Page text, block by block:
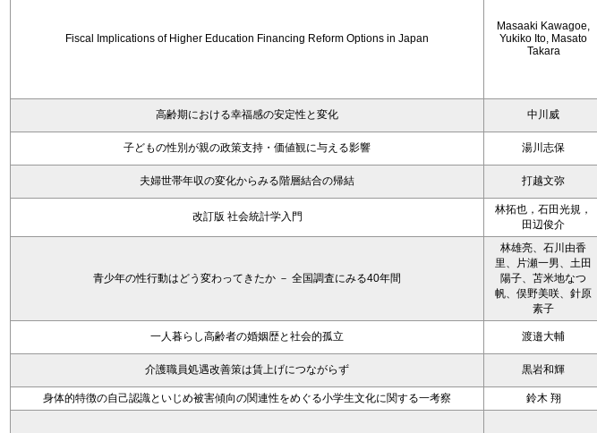
Fiscal Implications of Higher Education Financing Reform Options in Japan
Masaaki Kawagoe,
Yukiko Ito, Masato
Takara
高齢期における幸福感の安定性と変化 中川威
子どもの性別が親の政策支持・価値観に与える影響 湯川志保
夫婦世帯年収の変化からみる階層結合の帰結 打越文弥
改訂版 社会統計学入門
林拓也，石田光規，
田辺俊介
青少年の性行動はどう変わってきたか － 全国調査にみる40年間
林雄亮、石川由香
里、片瀬一男、土田
陽子、苫米地なつ
帆、俣野美咲、針原
素子
一人暮らし高齢者の婚姻歴と社会的孤立 渡邉大輔
介護職員処遇改善策は賃上げにつながらず 黒岩和輝
身体的特徴の自己認識といじめ被害傾向の関連性をめぐる小学生文化に関する一考察
鈴木 翔